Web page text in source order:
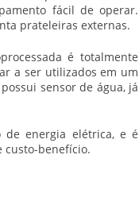
fácil de operar.
prateleiras externas.
é totalmente
a ser utilizados em um
possui sensor de água, já
de energia elétrica, e é
custo-benefício.